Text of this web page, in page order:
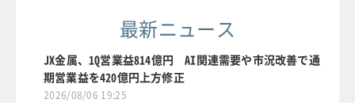
最新ニュース
JX金属、1Q営業益814億円 AI関連需要や市況改善で通
期営業益を420億円上方修正
2026/08/06 19:25